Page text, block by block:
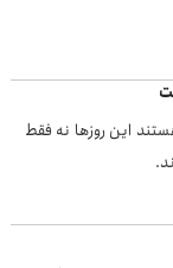
این روز‌ها نه فقط